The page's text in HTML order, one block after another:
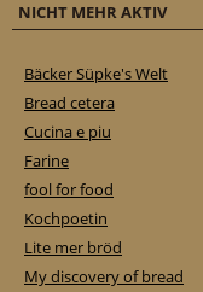
NICHT MEHR AKTIV
Bäcker Süpke's Welt
Bread cetera
Cucina e piu
Farine
fool for food
Kochpoetin
Lite mer bröd
My discovery of bread